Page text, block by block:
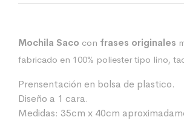
Mochila Saco con frases originales
fabricado en 100% poliester tipo lino,
Prensentación en bolsa de plastico.
Diseño a 1 cara.
Medidas: 35cm x 40cm